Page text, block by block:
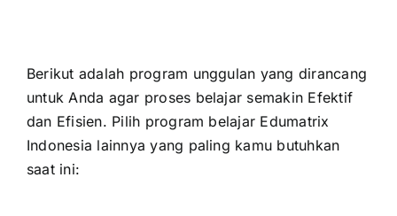
Berikut adalah program unggulan yang dirancang
untuk Anda agar proses belajar semakin Efektif
dan Efisien. Pilih program belajar Edumatrix
Indonesia lainnya yang paling kamu butuhkan
saat ini: